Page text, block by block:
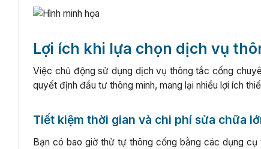
Lợi ích khi lựa chọn dịch vụ
Việc chủ động sử dụng dịch vụ thông tắc cống
quyết định đầu tư thông minh, mang lại nhiều lợi ích
Tiết kiệm thời gian và chi phí sửa chữa
Bạn có bao giờ thử tự thông cống bằng các dụng